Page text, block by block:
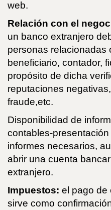
web.
Relación con el
un banco extranjero
personas relacionadas
beneficiario, contador,
propósito de dicha
reputaciones
fraude,etc.
Disponibilidad de
contables-
informes necesarios,
abrir una cuenta
extranjero.
Impuestos: el pago de
sirve como